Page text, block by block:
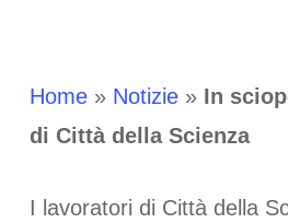
Home» Notizie» In
di Città della Scienza
I lavoratori di Città della